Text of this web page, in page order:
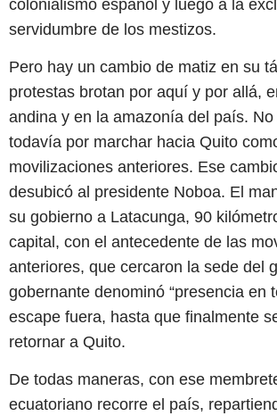
colonialismo español y luego a la
servidumbre de los mestizos.
Pero hay un cambio de matiz en su
protestas brotan por aquí y por allá,
andina y en la amazonía del país.
todavía por marchar hacia Quito
movilizaciones anteriores. Ese
desubicó al presidente Noboa. El
su gobierno a Latacunga, 90
capital, con el antecedente de las
anteriores, que cercaron la sede del
gobernante denominó “presencia en
escape fuera, hasta que finalmente
retornar a Quito.
De todas maneras, con ese
ecuatoriano recorre el país,